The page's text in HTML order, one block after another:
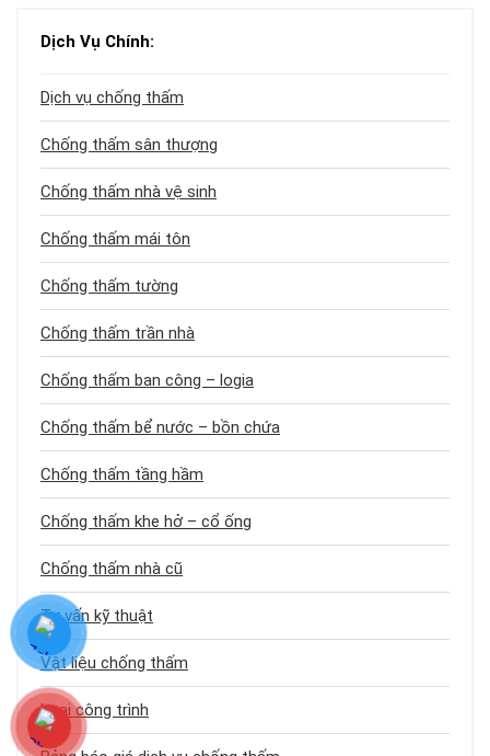
Dịch Vụ Chính:
Dịch vụ chống thấm
Chống thấm sân thượng
Chống thấm nhà vệ sinh
Chống thấm mái tôn
Chống thấm tường
Chống thấm trần nhà
Chống thấm ban công – logia
Chống thấm bể nước – bồn chứa
Chống thấm tầng hầm
Chống thấm khe hở – cổ ống
Chống thấm nhà cũ
Tư vấn kỹ thuật
Vật liệu chống thấm
Loại công trình